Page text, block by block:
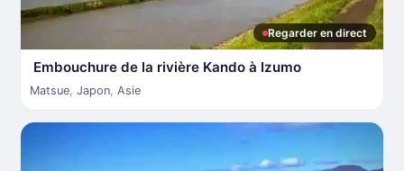
Regarder en direct
Embouchure de la rivière Kando à Izumo
Matsue, Japon, Asie